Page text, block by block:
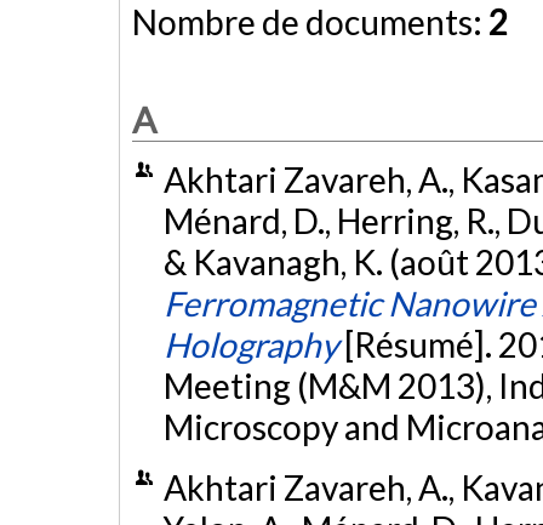
Nombre de documents: 2
A
Akhtari Zavareh, A.,
Ménard, D., Herring, R.,
& Kavanagh, K. (août
Ferromagnetic
Holography [Résumé].
Meeting (M&M 2013),
Microscopy and
Akhtari Zavareh, A.,